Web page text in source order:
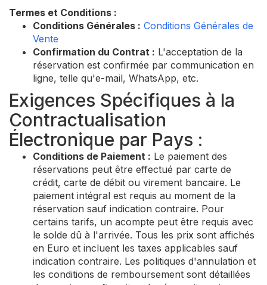
Termes et Conditions :
Conditions Générales : Conditions Générales de
Vente
Confirmation du Contrat : L'acceptation de la
réservation est confirmée par communication en
ligne, telle qu'e-mail, WhatsApp, etc.
Exigences Spécifiques à la
Contractualisation
Électronique par Pays :
Conditions de Paiement : Le paiement des
réservations peut être effectué par carte de
crédit, carte de débit ou virement bancaire. Le
paiement intégral est requis au moment de la
réservation sauf indication contraire. Pour
certains tarifs, un acompte peut être requis avec
le solde dû à l'arrivée. Tous les prix sont affichés
en Euro et incluent les taxes applicables sauf
indication contraire. Les politiques d'annulation et
les conditions de remboursement sont détaillées